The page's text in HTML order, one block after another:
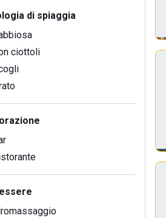
di spiaggia
ciottoli